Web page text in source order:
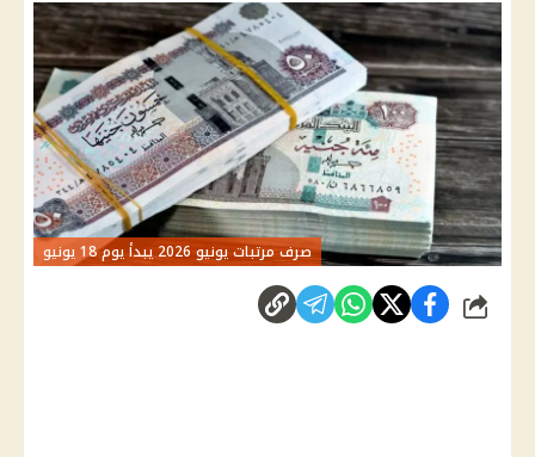
صرف مرتبات يونيو 2026 يبدأ يوم 18 يونيو
شارك